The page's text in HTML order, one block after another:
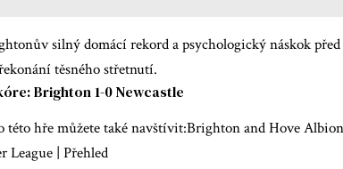
silný domácí rekord a psychologický náskok
těsného střetnutí.
Brighton 1-0 Newcastle
této hře můžete také navštívit:Brighton and Hove
League | Přehled